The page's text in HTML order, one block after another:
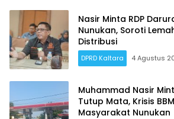
Nasir Minta RDP
Nunukan, Soroti
Distribusi
DPRD Kaltara 4 Agustus
Muhammad Nasir
Tutup Mata, Krisis
Masyarakat Nunukan